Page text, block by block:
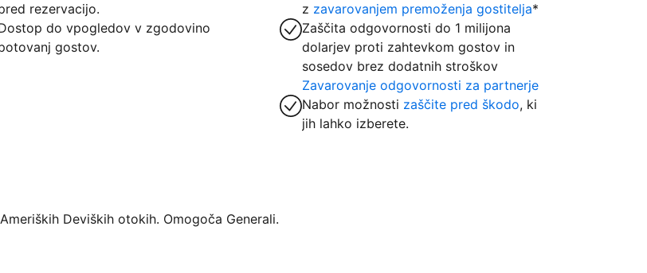
rezervacijo.
do vpogledov v zgodovino
gostov.
z zavarovanjem premoženja gostitelja*
Zaščita odgovornosti do 1 milijona
dolarjev proti zahtevkom gostov in
sosedov brez dodatnih stroškov
Zavarovanje odgovornosti za partnerje
Nabor možnosti zaščite pred škodo, ki
jih lahko izberete.
Deviških otokih. Omogoča Generali.